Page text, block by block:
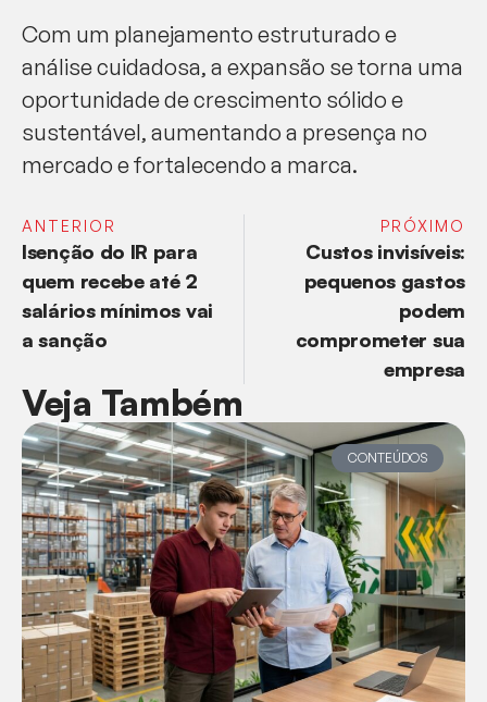
Com um planejamento estruturado e
análise cuidadosa, a expansão se torna uma
oportunidade de crescimento sólido e
sustentável, aumentando a presença no
mercado e fortalecendo a marca.
ANTERIOR
Isenção do IR para
quem recebe até 2
salários mínimos vai
a sanção
PRÓXIMO
Custos invisíveis:
pequenos gastos
podem
comprometer sua
empresa
Veja Também
CONTEÚDOS